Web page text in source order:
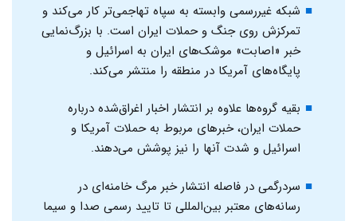
شبکه غیررسمی وابسته به سپاه تهاجمی‌تر کار می‌کند و
تمرکزش روی جنگ و حملات ایران است. با بزرگ‌نمایی
خبر «اصابت» موشک‌های ایران به اسرائیل و
پایگاه‌های آمریکا در منطقه را منتشر می‌کند.
بقیه گروه‌ها علاوه بر انتشار اخبار اغراق‌شده درباره
حملات ایران، خبرهای مربوط به حملات آمریکا و
اسرائیل و شدت آنها را نیز پوشش می‌دهند.
سردرگمی در فاصله انتشار خبر مرگ خامنه‌ای در
رسانه‌های معتبر بین‌المللی تا تایید رسمی صدا و سیما